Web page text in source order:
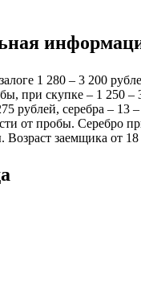
1 280 – 3 200
при скупке – 1 250 –
рублей, серебра – 13
от пробы. Серебро
заемщика от 18